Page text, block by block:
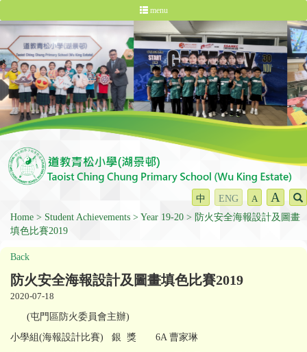
menu
中 ENG A A
Home Student Achievements Year 19-20
防火安全海報設計及圖畫
填色比賽2019
Back
防火安全海報設計及圖畫填色比賽2019
2020-07-18
(屯門區防火委員會主辦)
小學組(海報設計比賽) 銀 獎 6A 曹家琳